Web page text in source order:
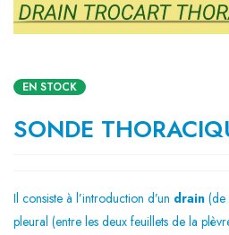
EN STOCK
SONDE
Il consiste à l’introduction d’un drain (de
pleural (entre les deux feuillets de la